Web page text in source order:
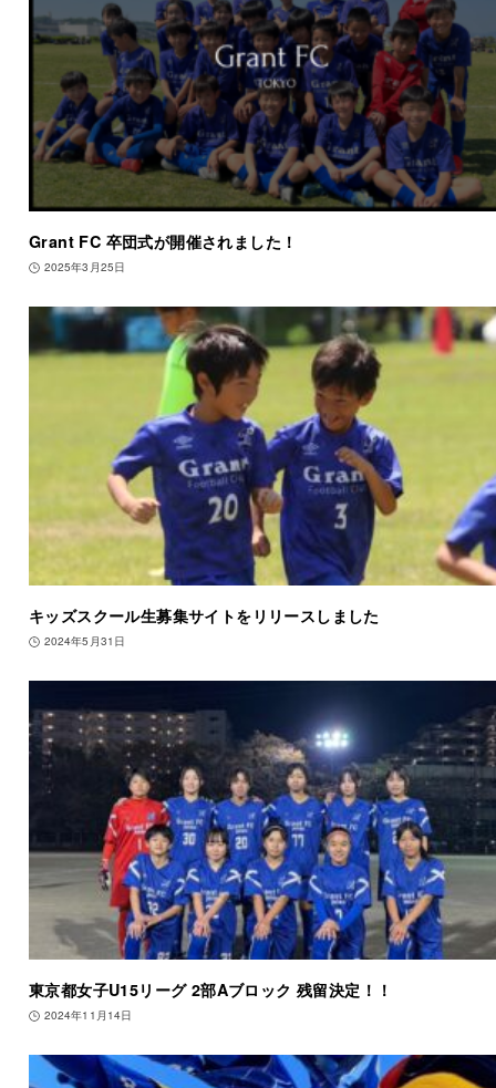
Grant FC 卒団式が開催されました！
2025年3月25日
キッズスクール生募集サイトをリリースしました
2024年5月31日
東京都女子U15リーグ 2部Aブロック 残留決定！！
2024年11月14日